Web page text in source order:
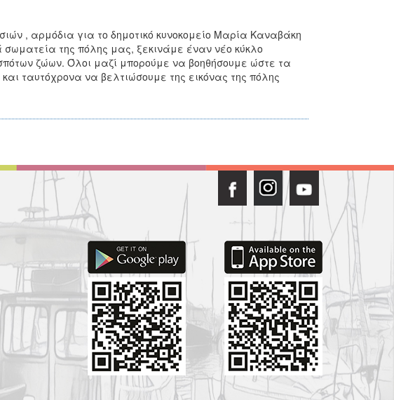
, αρμόδια για το δημοτικό κυνοκομείο Μαρία Καναβάκη
της πόλης μας, ξεκινάμε έναν νέο κύκλο
ζώων. Όλοι μαζί μπορούμε να βοηθήσουμε ώστε τα
ταυτόχρονα να βελτιώσουμε της εικόνας της πόλης